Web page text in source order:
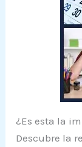
¿Es esta la
Descubre la